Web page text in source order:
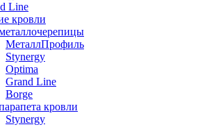
Line
кровли
МеталлПрофиль
Stynergy
Optima
Grand Line
Borge
кровли
Stynergy